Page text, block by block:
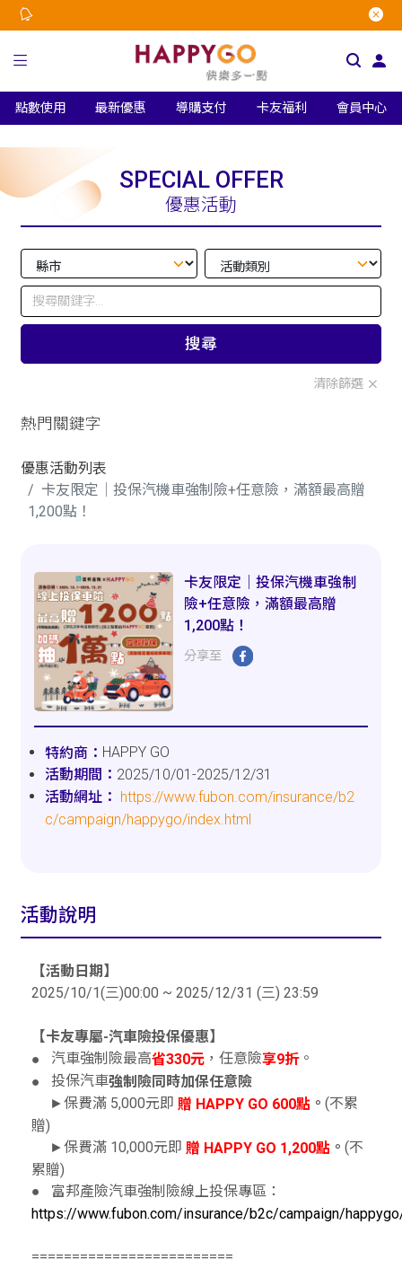
點數使用 最新優惠 導購支付 卡友福利 會員中心
SPECIAL OFFER
優惠活動
搜尋
清除篩選
熱門關鍵字
優惠活動列表
卡友限定│投保汽機車強制險+任意險，滿額最高贈
1,200點！
卡友限定│投保汽機車強制
險+任意險，滿額最高贈
1,200點！
分享至
HAPPY GO
2025/10/01-2025/12/31
https://www.fubon.com/insurance/b2
c/campaign/happygo/index.html
活動說明
【活動日期】
2025/10/1(三)00:00 ~ 2025/12/31 (三) 23:59
【卡友專屬-汽車險投保優惠】
●
汽車強制險最高省330元 ，任意險享9折。
●
投保汽車強制險同時加保任意險
►保費滿 5,000元即 贈 HAPPY GO 600點 。(不累
贈)
►保費滿 10,000元即 贈 HAPPY GO 1,200點 。(不
累贈)
● 富邦產險汽車強制險線上投保專區：
https://www.fubon.com/insurance/b2c/campaign/
=========================